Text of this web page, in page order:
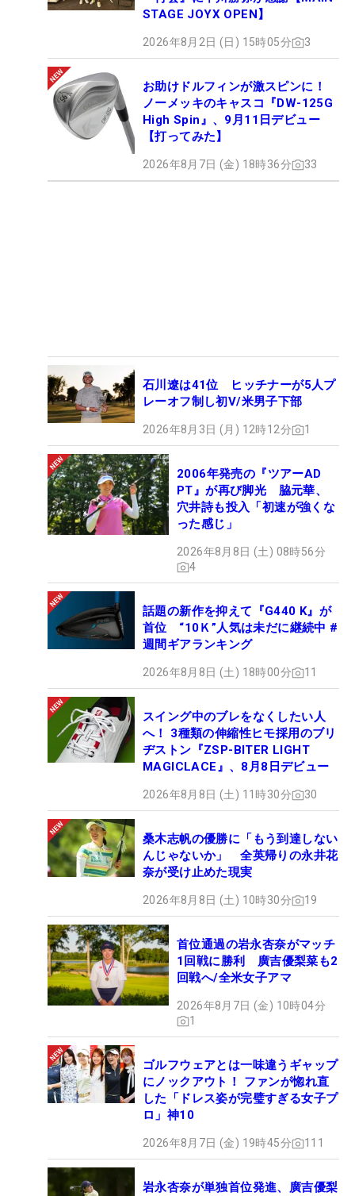
STAGE JOYX OPEN】
2026年8月2日 (日) 15時05分 3
お助けドルフィンが激スピンに！
ノーメッキのキャスコ『DW-125G
High Spin』、9月11日デビュー
【打ってみた】
2026年8月7日 (金) 18時36分 33
石川遼は41位 ヒッチナーが5人プ
レーオフ制し初V/米男子下部
2026年8月3日 (月) 12時12分 1
2006年発売の『ツアーAD
PT』が再び脚光 脇元華、
穴井詩も投入「初速が強くな
った感じ」
2026年8月8日 (土) 08時56分
4
話題の新作を抑えて『G440 K』が
首位 “10Ｋ”人気は未だに継続中 #
週間ギアランキング
2026年8月8日 (土) 18時00分 11
スイング中のブレをなくしたい人
へ！ 3種類の伸縮性ヒモ採用のブリ
ヂストン『ZSP-BITER LIGHT
MAGICLACE』、8月8日デビュー
2026年8月8日 (土) 11時30分 30
桑木志帆の優勝に「もう到達しない
んじゃないか」 全英帰りの永井花
奈が受け止めた現実
2026年8月8日 (土) 10時30分 19
首位通過の岩永杏奈がマッチ
1回戦に勝利 廣吉優梨菜も2
回戦へ/全米女子アマ
2026年8月7日 (金) 10時04分
1
ゴルフウェアとは一味違うギャップ
にノックアウト！ ファンが惚れ直
した「ドレス姿が完璧すぎる女子プ
ロ」神10
2026年8月7日 (金) 19時45分 111
岩永杏奈が単独首位発進、廣吉優梨